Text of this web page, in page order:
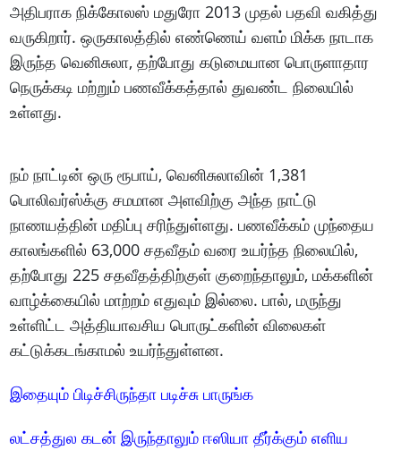
அதிபராக நிக்கோலஸ் மதுரோ 2013 முதல் பதவி வகித்து
வருகிறார். ஒருகாலத்தில் எண்ணெய் வளம் மிக்க நாடாக
இருந்த வெனிசுலா, தற்போது கடுமையான பொருளாதார
நெருக்கடி மற்றும் பணவீக்கத்தால் துவண்ட நிலையில்
உள்ளது.
நம் நாட்டின் ஒரு ரூபாய், வெனிசுலாவின் 1,381
பொலிவர்ஸ்க்கு சமமான அளவிற்கு அந்த நாட்டு
நாணயத்தின் மதிப்பு சரிந்துள்ளது. பணவீக்கம் முந்தைய
காலங்களில் 63,000 சதவீதம் வரை உயர்ந்த நிலையில்,
தற்போது 225 சதவீதத்திற்குள் குறைந்தாலும், மக்களின்
வாழ்க்கையில் மாற்றம் எதுவும் இல்லை. பால், மருந்து
உள்ளிட்ட அத்தியாவசிய பொருட்களின் விலைகள்
கட்டுக்கடங்காமல் உயர்ந்துள்ளன.
இதையும் பிடிச்சிருந்தா படிச்சு பாருங்க
லட்சத்துல கடன் இருந்தாலும் ஈஸியா தீர்க்கும் எளிய